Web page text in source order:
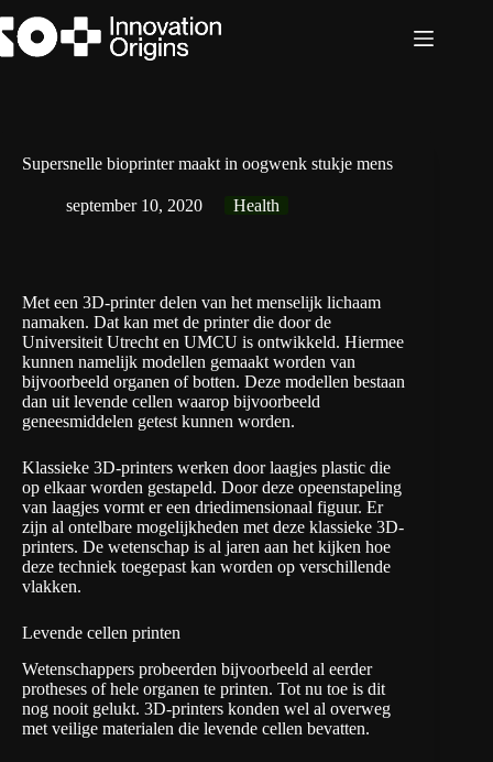
naar
de
Supersnelle bioprinter maakt in oogwenk stukje mens
september 10, 2020 Health
Met een 3D-printer delen van het menselijk lichaam
namaken. Dat kan met de printer die door de
Universiteit Utrecht en UMCU is ontwikkeld. Hiermee
kunnen namelijk modellen gemaakt worden van
bijvoorbeeld organen of botten. Deze modellen bestaan
dan uit levende cellen waarop bijvoorbeeld
geneesmiddelen getest kunnen worden.
Klassieke 3D-printers werken door laagjes plastic die
op elkaar worden gestapeld. Door deze opeenstapeling
van laagjes vormt er een driedimensionaal figuur. Er
zijn al ontelbare mogelijkheden met deze klassieke 3D-
printers. De wetenschap is al jaren aan het kijken hoe
deze techniek toegepast kan worden op verschillende
vlakken.
Levende cellen printen
Wetenschappers probeerden bijvoorbeeld al eerder
protheses of hele organen te printen. Tot nu toe is dit
nog nooit gelukt. 3D-printers konden wel al overweg
met veilige materialen die levende cellen bevatten.